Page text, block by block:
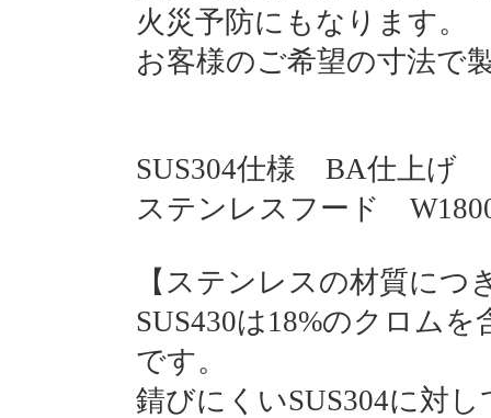
火災予防にもなります。
お客様のご希望の寸法で
SUS304仕様 BA仕上げ
ステンレスフード
【ステンレスの材質につ
SUS430は18%のクロム
です。
錆びにくいSUS304に対